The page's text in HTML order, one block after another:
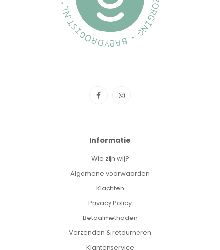
Informatie
Wie zijn wij?
Algemene voorwaarden
Klachten
Privacy Policy
Betaalmethoden
Verzenden & retourneren
Klantenservice